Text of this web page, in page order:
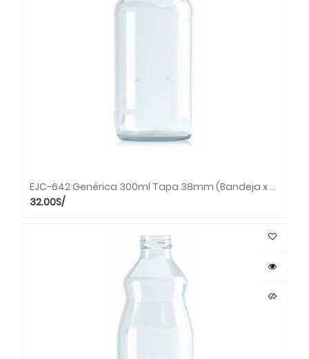
EJC-642 Genérica 300ml Tapa 38mm (Bandeja x 49 unds.)
S/
32.00